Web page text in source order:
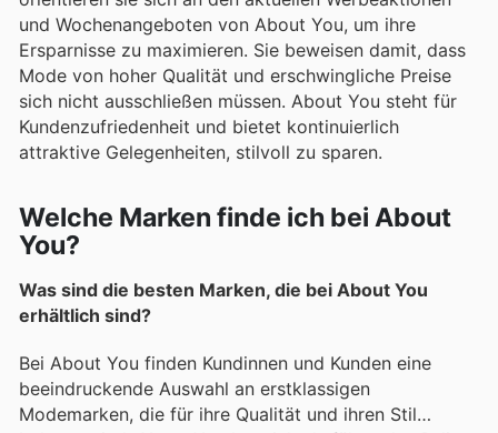
und Wochenangeboten von About You, um ihre
Ersparnisse zu maximieren. Sie beweisen damit, dass
Mode von hoher Qualität und erschwingliche Preise
sich nicht ausschließen müssen. About You steht für
Kundenzufriedenheit und bietet kontinuierlich
attraktive Gelegenheiten, stilvoll zu sparen.
Welche Marken finde ich bei About
You?
Was sind die besten Marken, die bei About You
erhältlich sind?
Bei About You finden Kundinnen und Kunden eine
beeindruckende Auswahl an erstklassigen
Modemarken, die für ihre Qualität und ihren Stil